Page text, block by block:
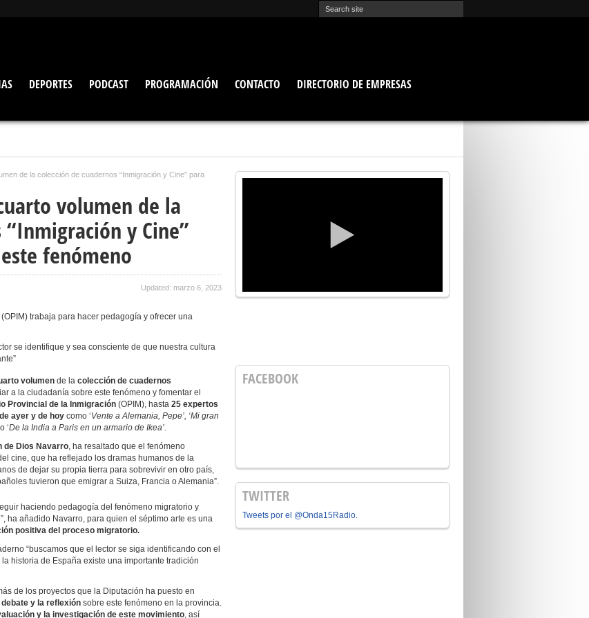
DEPORTES PODCAST PROGRAMACIÓN CONTACTO
DIRECTORIO DE EMPRESAS
de la colección de cuadernos “Inmigración y Cine” para
volumen de la
y Cine”
fenómeno
Updated: marzo 6, 2023
trabaja para hacer pedagogía y ofrecer una
se identifique y sea consciente de que nuestra cultura
volumen de la colección de cuadernos
a la ciudadanía sobre este fenómeno y fomentar el
Provincial de la Inmigración (OPIM), hasta 25 expertos
ayer y de hoy como ‘Vente a Alemania, Pepe’, ‘Mi gran
o ‘De la India a Paris en un armario de Ikea’.
de Dios Navarro, ha resaltado que el fenómeno
cine, que ha reflejado los dramas humanos de la
de dejar su propia tierra para sobrevivir en otro país,
tuvieron que emigrar a Suiza, Francia o Alemania”.
haciendo pedagogía del fenómeno migratorio y
ha añadido Navarro, para quien el séptimo arte es una
positiva del proceso migratorio.
“buscamos que el lector se siga identificando con el
historia de España existe una importante tradición
de los proyectos que la Diputación ha puesto en
y la reflexión sobre este fenómeno en la provincia.
y la investigación de este movimiento, así
FACEBOOK
TWITTER
Tweets por el @Onda15Radio.